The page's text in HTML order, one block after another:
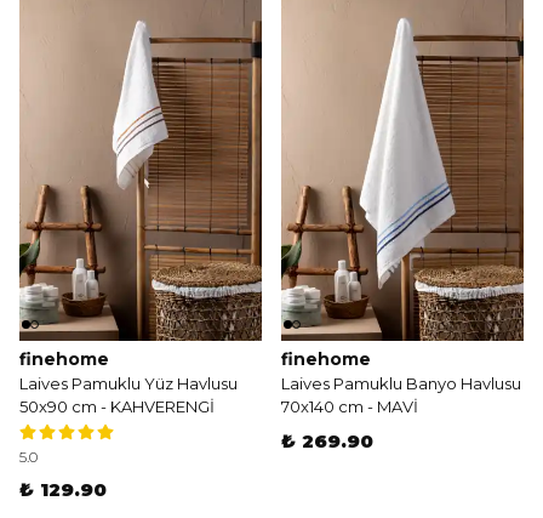
finehome
Laives Pamuklu Yüz Havlusu
50x90 cm - KAHVERENGİ
5.0
₺ 129.90
finehome
Laives Pamuklu Banyo Havlusu
70x140 cm - MAVİ
₺ 269.90